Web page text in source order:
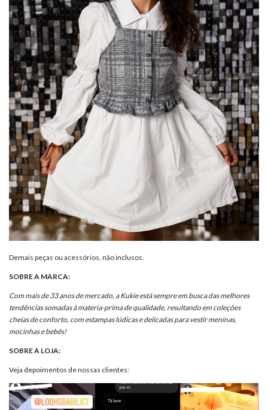
Demais peças ou acessórios, não inclusos.
SOBRE A MARCA:
Com mais de 33 anos de mercado, a Kukie está sempre em busca das melhores
tendências somadas à materia-prima de qualidade, resultando em coleções
cheias de conforto, com estampas lúdicas e delicadas para vestir meninas,
mocinhas e bebês!
SOBRE A LOJA:
Veja depoimentos de nossas clientes: